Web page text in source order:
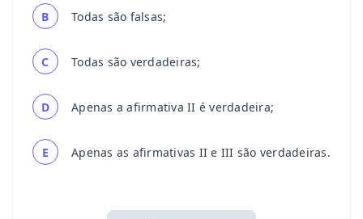
B Todas são falsas;
C Todas são verdadeiras;
D Apenas a afirmativa II é verdadeira;
E Apenas as afirmativas II e III são verdadeiras.